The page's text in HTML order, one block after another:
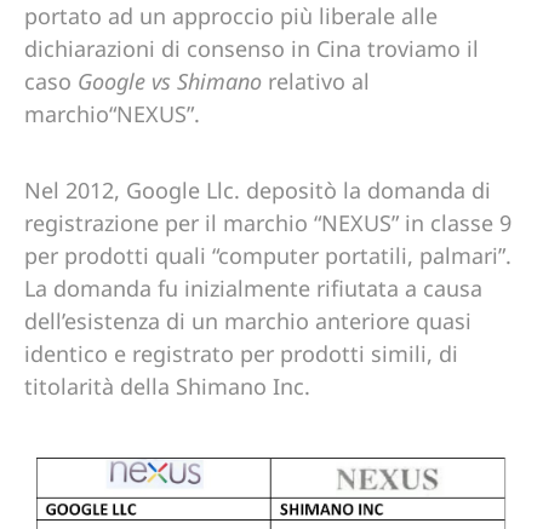
portato ad un approccio più liberale alle
dichiarazioni di consenso in Cina troviamo il
caso Google vs Shimano relativo al
marchio“NEXUS”.
Nel 2012, Google Llc. depositò la domanda di
registrazione per il marchio “NEXUS” in classe 9
per prodotti quali “computer portatili, palmari”.
La domanda fu inizialmente rifiutata a causa
dell’esistenza di un marchio anteriore quasi
identico e registrato per prodotti simili, di
titolarità della Shimano Inc.